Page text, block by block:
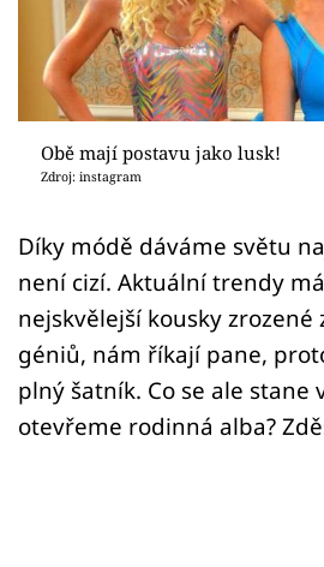
Videa
Sledujte prima+
Přihlášení
Sledujte nás
Obě mají postavu jako lusk!
Zdroj: instagram
Díky módě dáváme světu
není cizí. Aktuální trendy
nejskvělejší kousky zrozené
géniů, nám říkají pane,
plný šatník. Co se ale stane
otevřeme rodinná alba?